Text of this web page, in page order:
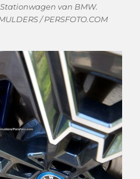
van BMW.
/ PERSFOTO.COM